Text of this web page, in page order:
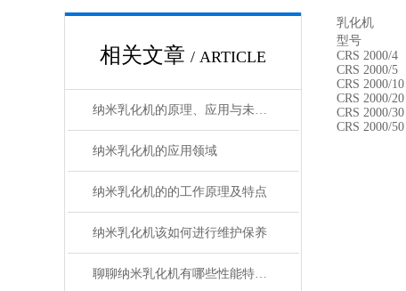
相关文章 / ARTICLE
纳米乳化机的原理、应用与未来发展
纳米乳化机的应用领域
纳米乳化机的的工作原理及特点
纳米乳化机该如何进行维护保养
聊聊纳米乳化机有哪些性能特点？
乳化机
型号
CRS 2000/4
CRS 2000/5
CRS 2000/10
CRS 2000/20
CRS 2000/30
CRS 2000/50